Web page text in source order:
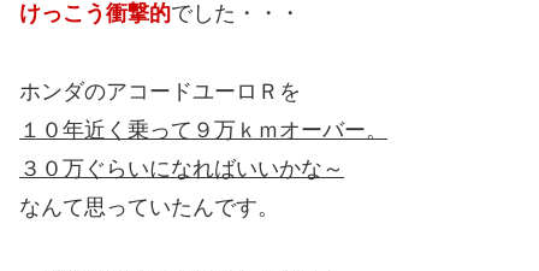
けっこう衝撃的でした・・・
ホンダのアコードユーロＲを
１０年近く乗って９万ｋｍオーバー。
３０万ぐらいになればいいかな～
なんて思っていたんです。